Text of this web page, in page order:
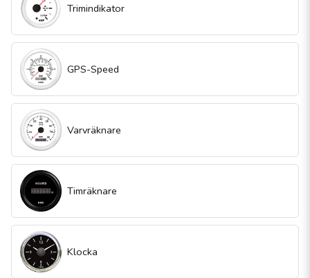
Trimindikator
GPS-Speed
Varvräknare
Timräknare
Klocka